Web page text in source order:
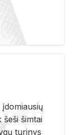
šim­tai
tu­ri­nys